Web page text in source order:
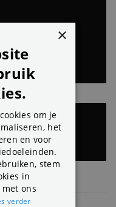
×
om je
het
en voor
stem
in
ons
verder